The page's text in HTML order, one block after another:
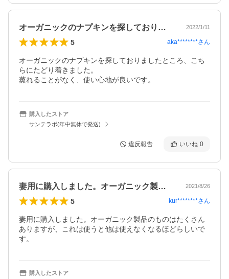
オーガニックのナプキンを探しておりまし… 2022/1/11
5 aka********さん
オーガニックのナプキンを探しておりましたところ、こち
らにたどり着きました。
蒸れることがなく、使い心地が良いです。
購入したストア
サンテラボ(年中無休で発送)
違反報告 いいね 0
妻用に購入しました。オーガニック製品の… 2021/8/26
5 kur********さん
妻用に購入しました。オーガニック製品のものはたくさん
ありますが、これは使うと他は使えなくなるほどらしいで
す。
購入したストア